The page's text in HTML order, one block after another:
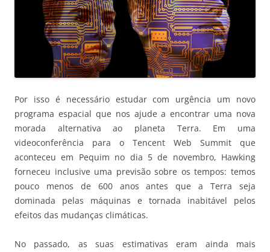
Por isso é necessário estudar com urgência um novo
programa espacial que nos ajude a encontrar uma nova
morada alternativa ao planeta Terra. Em uma
videoconferência para o Tencent Web Summit que
aconteceu em Pequim no dia 5 de novembro, Hawking
forneceu inclusive uma previsão sobre os tempos: temos
pouco menos de 600 anos antes que a Terra seja
dominada pelas máquinas e tornada inabitável pelos
efeitos das mudanças climáticas.
No passado, as suas estimativas eram ainda mais